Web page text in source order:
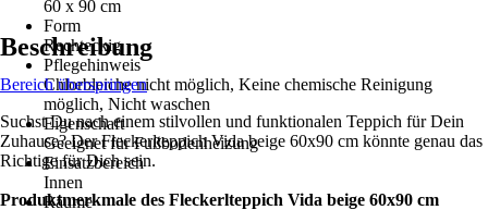
60 x 90 cm
Form
Rechteckig
Pflegehinweis
Chlorbleiche nicht möglich, Keine chemische Reinigung
möglich, Nicht waschen
Eigenschaft
Geeignet für Fußbodenheizung
Einsatzbereich
Innen
Räume
Beschreibung
Bereich überspringen
Suchst Du nach einem stilvollen und funktionalen Teppich für Dein
Zuhause? Der Fleckerlteppich Vida beige 60x90 cm könnte genau das
Richtige für Dich sein.
Produktmerkmale des Fleckerlteppich Vida beige 60x90 cm